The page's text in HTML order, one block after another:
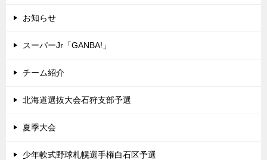
お知らせ
スーパーJr「GANBA!」
チーム紹介
北海道選抜大会石狩支部予選
夏季大会
少年軟式野球札幌選手権白石区予選